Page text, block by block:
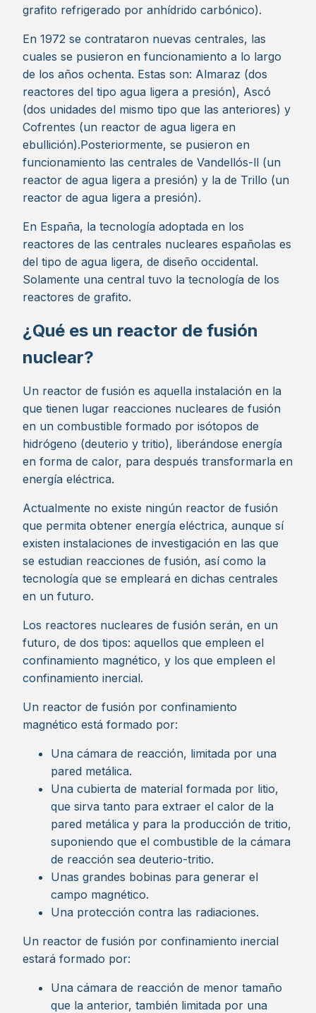
grafito refrigerado por anhídrido carbónico).
En 1972 se contrataron nuevas centrales, las
cuales se pusieron en funcionamiento a lo largo
de los años ochenta. Estas son: Almaraz (dos
reactores del tipo agua ligera a presión), Ascó
(dos unidades del mismo tipo que las anteriores) y
Cofrentes (un reactor de agua ligera en
ebullición).Posteriormente, se pusieron en
funcionamiento las centrales de Vandellós-ll (un
reactor de agua ligera a presión) y la de Trillo (un
reactor de agua ligera a presión).
En España, la tecnología adoptada en los
reactores de las centrales nucleares españolas es
del tipo de agua ligera, de diseño occidental.
Solamente una central tuvo la tecnología de los
reactores de grafito.
¿Qué es un reactor de fusión
nuclear?
Un reactor de fusión es aquella instalación en la
que tienen lugar reacciones nucleares de fusión
en un combustible formado por isótopos de
hidrógeno (deuterio y tritio), liberándose energía
en forma de calor, para después transformarla en
energía eléctrica.
Actualmente no existe ningún reactor de fusión
que permita obtener energía eléctrica, aunque sí
existen instalaciones de investigación en las que
se estudian reacciones de fusión, así como la
tecnología que se empleará en dichas centrales
en un futuro.
Los reactores nucleares de fusión serán, en un
futuro, de dos tipos: aquellos que empleen el
confinamiento magnético, y los que empleen el
confinamiento inercial.
Un reactor de fusión por confinamiento
magnético está formado por:
Una cámara de reacción, limitada por una
pared metálica.
Una cubierta de material formada por litio,
que sirva tanto para extraer el calor de la
pared metálica y para la producción de tritio,
suponiendo que el combustible de la cámara
de reacción sea deuterio-tritio.
Unas grandes bobinas para generar el
campo magnético.
Una protección contra las radiaciones.
Un reactor de fusión por confinamiento inercial
estará formado por:
Una cámara de reacción de menor tamaño
que la anterior, también limitada por una